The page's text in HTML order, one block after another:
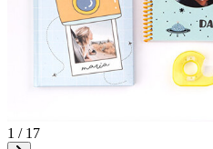
1 / 17